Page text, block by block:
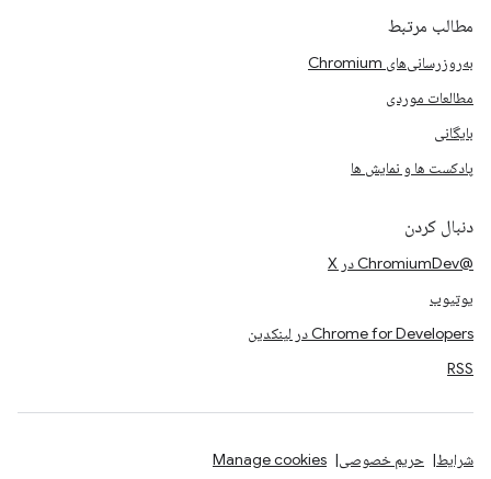
مطالب مرتبط
به‌روزرسانی‌های Chromium
مطالعات موردی
بایگانی
پادکست ها و نمایش ها
دنبال کردن
@ChromiumDev در X
یوتیوب
Chrome for Developers در لینکدین
RSS
شرایط حریم خصوصی Manage cookies